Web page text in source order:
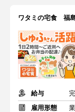
ワタミの宅食 福島
給与
雇用形態